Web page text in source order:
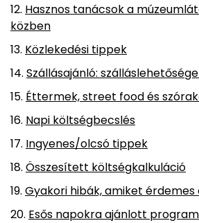
Hasznos tanácsok a
közben
Közlekedési tippek
Szállásajánló:
Éttermek, street food és
Napi költségbecslés
Ingyenes/olcsó tippek
Összesített költségkalkuláció
Gyakori hibák, amiket érdemes
Esős napokra ajánlott